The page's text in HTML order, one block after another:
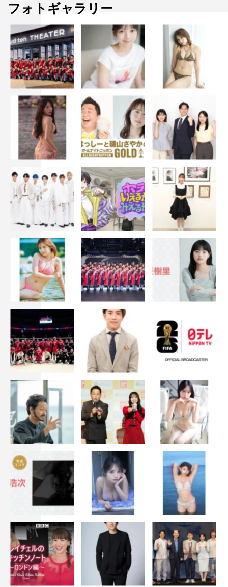
フォトギャラリー